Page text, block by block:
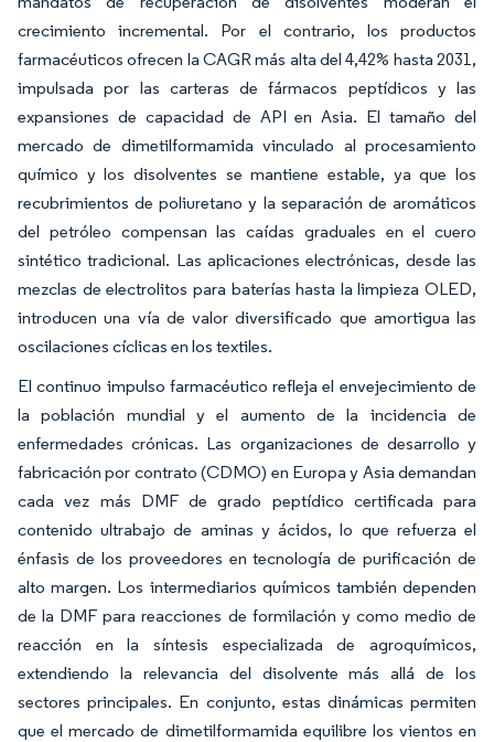
crecimiento incremental. Por el contrario, los productos
farmacéuticos ofrecen la CAGR más alta del 4,42% hasta 2031,
impulsada por las carteras de fármacos peptídicos y las
expansiones de capacidad de API en Asia. El tamaño del
mercado de dimetilformamida vinculado al procesamiento
químico y los disolventes se mantiene estable, ya que los
recubrimientos de poliuretano y la separación de aromáticos
del petróleo compensan las caídas graduales en el cuero
sintético tradicional. Las aplicaciones electrónicas, desde las
mezclas de electrolitos para baterías hasta la limpieza OLED,
introducen una vía de valor diversificado que amortigua las
oscilaciones cíclicas en los textiles.
El continuo impulso farmacéutico refleja el envejecimiento de
la población mundial y el aumento de la incidencia de
enfermedades crónicas. Las organizaciones de desarrollo y
fabricación por contrato (CDMO) en Europa y Asia demandan
cada vez más DMF de grado peptídico certificada para
contenido ultrabajo de aminas y ácidos, lo que refuerza el
énfasis de los proveedores en tecnología de purificación de
alto margen. Los intermediarios químicos también dependen
de la DMF para reacciones de formilación y como medio de
reacción en la síntesis especializada de agroquímicos,
extendiendo la relevancia del disolvente más allá de los
sectores principales. En conjunto, estas dinámicas permiten
que el mercado de dimetilformamida equilibre los vientos en